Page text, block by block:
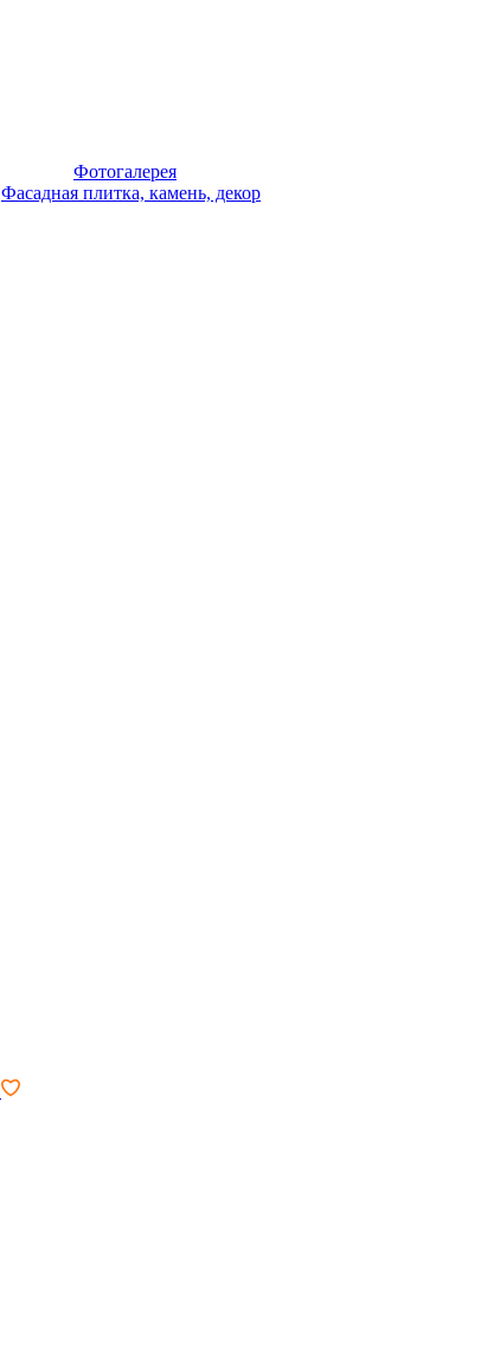
Фотогалерея
Фасадная плитка, камень, декор